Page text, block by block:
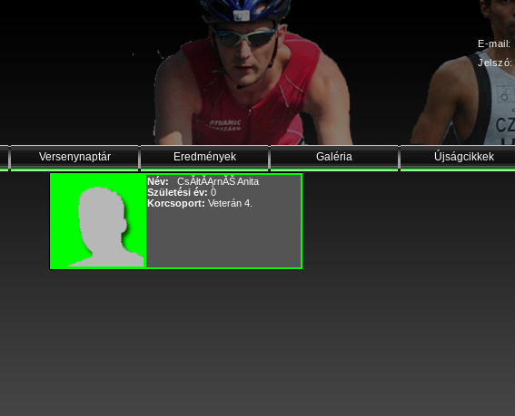
E-mail:
Jelszó:
Versenynaptár Eredmények Galéria Újságcikkek
Név: CsĂłtĂĄrnĂŠ Anita
Születési év: 0
Korcsoport: Veterán 4.